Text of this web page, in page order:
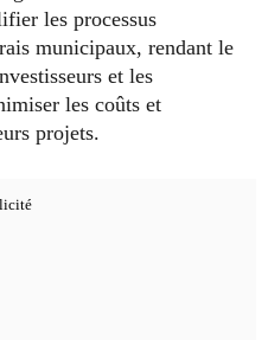
les processus
municipaux, rendant le
et les
les coûts et
projets.